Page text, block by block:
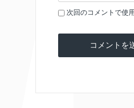
次回のコメントで使